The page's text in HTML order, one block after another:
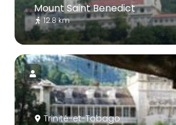
Mount Saint Benedict
12.8 km
Trinité-et-Tobago